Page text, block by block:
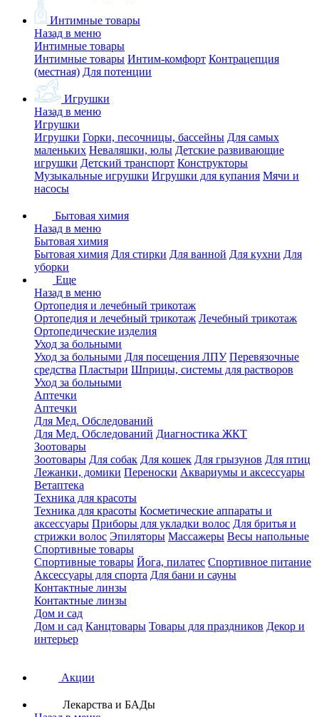
Интимные товары
Назад в меню
Интимные товары
Интимные товары Интим-комфорт Контрацепция
(местная) Для потенции
Игрушки
Назад в меню
Игрушки
Игрушки Горки, песочницы, бассейны Для самых
маленьких Неваляшки, юлы Детские развивающие
игрушки Детский транспорт Конструкторы
Музыкальные игрушки Игрушки для купания Мячи и
насосы
Бытовая химия
Назад в меню
Бытовая химия
Бытовая химия Для стирки Для ванной Для кухни Для
уборки
Еще
Назад в меню
Ортопедия и лечебный трикотаж
Ортопедия и лечебный трикотаж Лечебный трикотаж
Ортопедические изделия
Уход за больными
Уход за больными Для посещения ЛПУ Перевязочные
средства Пластыри Шприцы, системы для растворов
Уход за больными
Аптечки
Аптечки
Для Мед. Обследований
Для Мед. Обследований Диагностика ЖКТ
Зоотовары
Зоотовары Для собак Для кошек Для грызунов Для птиц
Лежанки, домики Переноски Аквариумы и аксессуары
Ветаптека
Техника для красоты
Техника для красоты Косметические аппараты и
аксессуары Приборы для укладки волос Для бритья и
стрижки волос Эпиляторы Массажеры Весы напольные
Спортивные товары
Спортивные товары Йога, пилатес Спортивное питание
Аксессуары для спорта Для бани и сауны
Контактные линзы
Контактные линзы
Дом и сад
Дом и сад Канцтовары Товары для праздников Декор и
интерьер
Акции
Лекарства и БАДы